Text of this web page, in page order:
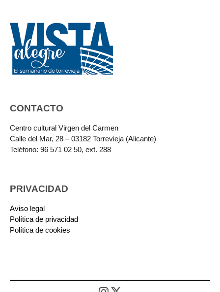
CONTACTO
Centro cultural Virgen del Carmen
Calle del Mar, 28 – 03182 Torrevieja (Alicante)
Teléfono: 96 571 02 50, ext. 288
PRIVACIDAD
Aviso legal
Política de privacidad
Política de cookies